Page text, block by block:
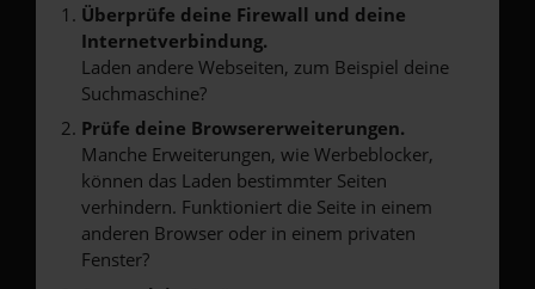
Überprüfe deine Firewall und deine
Internetverbindung.
Laden andere Webseiten, zum Beispiel deine
Suchmaschine?
Prüfe deine Browsererweiterungen.
Manche Erweiterungen, wie Werbeblocker,
können das Laden bestimmter Seiten
verhindern. Funktioniert die Seite in einem
anderen Browser oder in einem privaten
Fenster?